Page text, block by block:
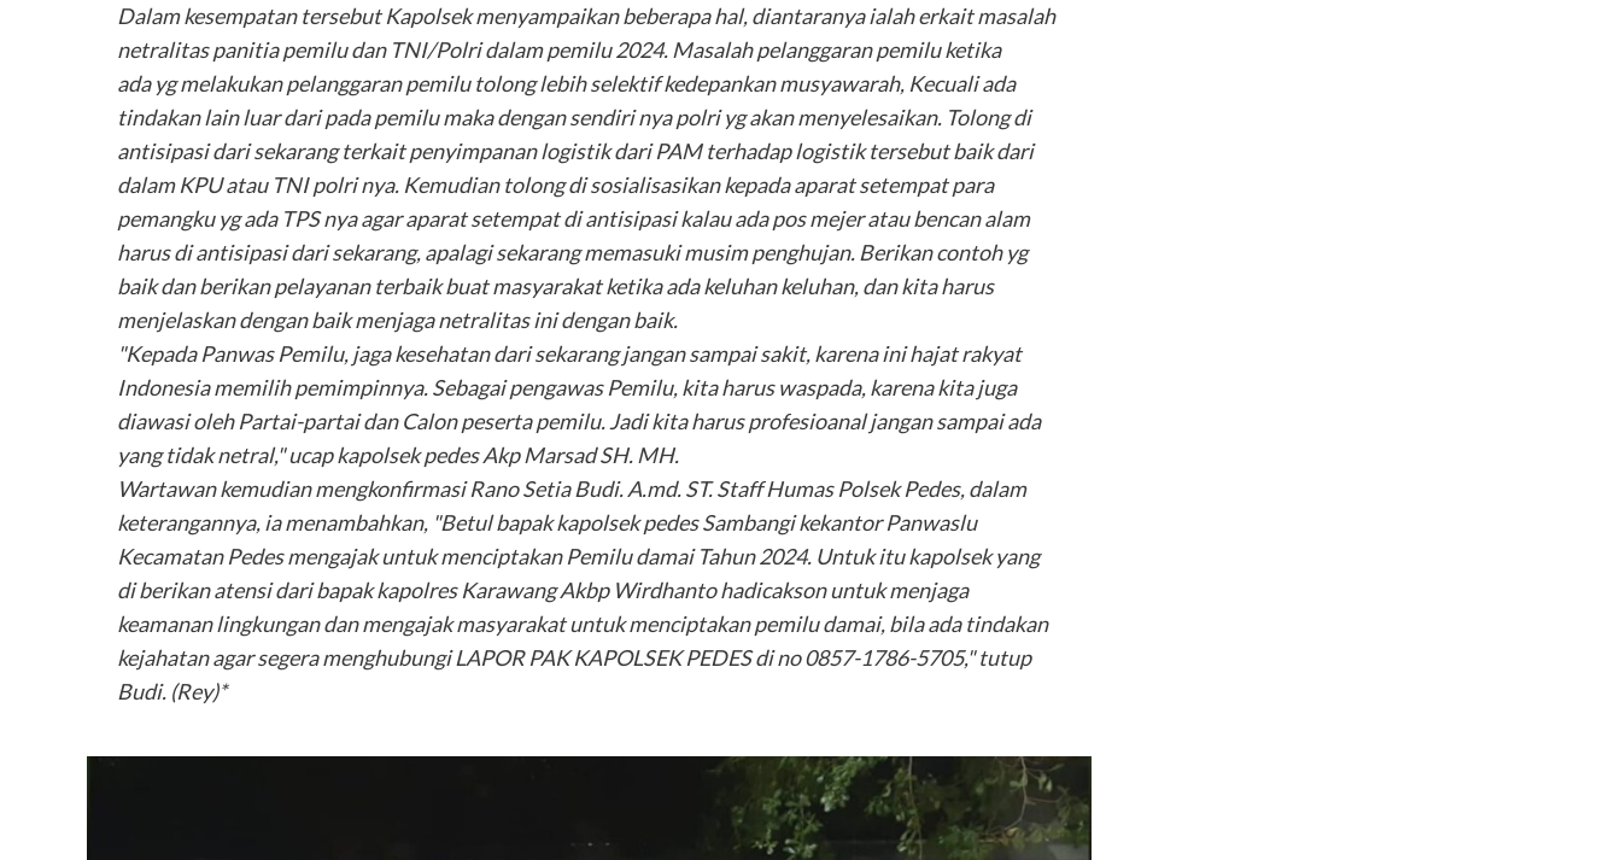
Dalam kesempatan tersebut Kapolsek menyampaikan beberapa hal, diantaranya ialah erkait masalah
netralitas panitia pemilu dan TNI/Polri dalam pemilu 2024. Masalah pelanggaran pemilu ketika
ada yg melakukan pelanggaran pemilu tolong lebih selektif kedepankan musyawarah, Kecuali ada
tindakan lain luar dari pada pemilu maka dengan sendiri nya polri yg akan menyelesaikan. Tolong di
antisipasi dari sekarang terkait penyimpanan logistik dari PAM terhadap logistik tersebut baik dari
dalam KPU atau TNI polri nya. Kemudian tolong di sosialisasikan kepada aparat setempat para
pemangku yg ada TPS nya agar aparat setempat di antisipasi kalau ada pos mejer atau bencan alam
harus di antisipasi dari sekarang, apalagi sekarang memasuki musim penghujan. Berikan contoh yg
baik dan berikan pelayanan terbaik buat masyarakat ketika ada keluhan keluhan, dan kita harus
menjelaskan dengan baik menjaga netralitas ini dengan baik.
"Kepada Panwas Pemilu, jaga kesehatan dari sekarang jangan sampai sakit, karena ini hajat rakyat
Indonesia memilih pemimpinnya. Sebagai pengawas Pemilu, kita harus waspada, karena kita juga
diawasi oleh Partai-partai dan Calon peserta pemilu. Jadi kita harus profesioanal jangan sampai ada
yang tidak netral," ucap kapolsek pedes Akp Marsad SH. MH.
Wartawan kemudian mengkonfirmasi Rano Setia Budi. A.md. ST. Staff Humas Polsek Pedes, dalam
keterangannya, ia menambahkan, "Betul bapak kapolsek pedes Sambangi kekantor Panwaslu
Kecamatan Pedes mengajak untuk menciptakan Pemilu damai Tahun 2024. Untuk itu kapolsek yang
di berikan atensi dari bapak kapolres Karawang Akbp Wirdhanto hadicakson untuk menjaga
keamanan lingkungan dan mengajak masyarakat untuk menciptakan pemilu damai, bila ada tindakan
kejahatan agar segera menghubungi LAPOR PAK KAPOLSEK PEDES di no 0857-1786-5705," tutup
Budi. (Rey)*